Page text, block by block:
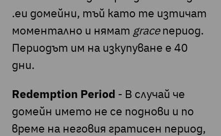
.eu домейни, тъй като те изтичат
моментално и нямат graceпериод.
Периодът им на изкупуване е 40
дни.
Redemption Period - В случай че
домейн името не се поднови и по
време на неговия гратисен период,